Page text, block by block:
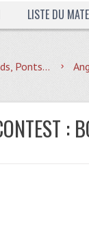
LISTE DU
Ponts...
: